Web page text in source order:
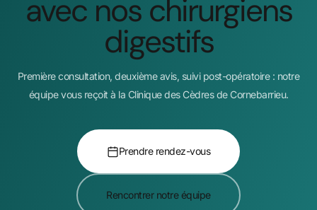
avec nos chirurgiens
digestifs
Première consultation, deuxième avis, suivi post-opératoire : notre
équipe vous reçoit à la Clinique des Cèdres de Cornebarrieu.
Prendre rendez-vous
Rencontrer notre équipe